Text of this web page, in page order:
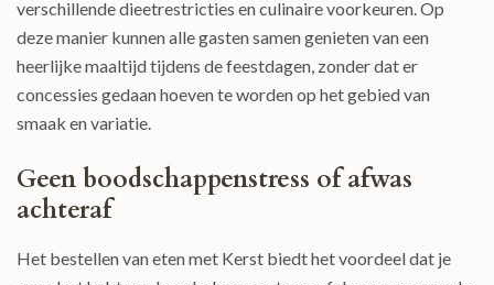
verschillende dieetrestricties en culinaire voorkeuren. Op
deze manier kunnen alle gasten samen genieten van een
heerlijke maaltijd tijdens de feestdagen, zonder dat er
concessies gedaan hoeven te worden op het gebied van
smaak en variatie.
Geen boodschappenstress of afwas
achteraf
Het bestellen van eten met Kerst biedt het voordeel dat je